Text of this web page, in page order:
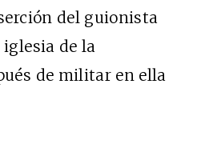
del guionista
de la
de militar en ella